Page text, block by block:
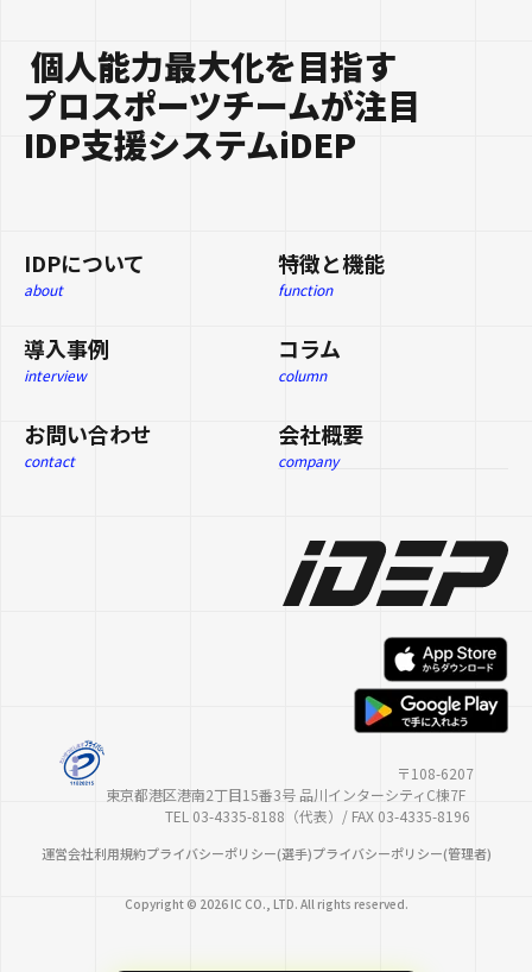
個人能力最大化を目指す
プロスポーツチームが注目
IDP支援システムiDEP
IDPについて
about
特徴と機能
function
導入事例
interview
コラム
column
お問い合わせ
contact
会社概要
company
運営会社利用規約プライバシーポリシー(選手)プライバシーポリシー(管理者)
Copyright © 2026 IC CO., LTD. All rights reserved.
〒108-6207
東京都港区港南2丁目15番3号 品川インターシティC棟7F
TEL 03-4335-8188（代表）/ FAX 03-4335-8196